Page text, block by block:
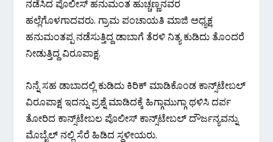
ನಡೆಸಿದ ಪೊಲೀಸ್ ಹನುಮಂತ ಹುಚ್ಚಣ್ಣನವರ
ಹಲ್ಲೆಗೊಳಗಾದವರು. ಗ್ರಾಮ ಪಂಚಾಯತಿ ಮಾಜಿ‌ ಅಧ್ಯಕ್ಷ
ಹನುಮಂತಪ್ಪ ನಡೆಸುತ್ತಿದ್ದ ಡಾಬಾಗೆ ತೆರಳಿ ನಿತ್ಯ ಕುಡಿದು ತೊಂದರೆ
ನೀಡುತ್ತಿದ್ದ ವಿರೂಪಾಕ್ಷ.
ನಿನ್ನೆ ಸಹ ಡಾಬಾದಲ್ಲಿ ಕುಡಿದು ಕಿರಿಕ್ ಮಾಡಿಕೊಂಡ ಕಾನ್ಸ್‌ಟೇಬಲ್
ವಿರೂಪಾಕ್ಷ ಇದನ್ನು ಪ್ರಶ್ನೆ ಮಾಡಿದಕ್ಕೆ ಹಿಗ್ಗಾಮುಗ್ಗಾ ಥಳಿಸಿ ದರ್ಪ
ತೋರಿದ ಕಾನ್ಸ್‌ಟೇಬಲ ಪೊಲೀಸ್ ಕಾನ್ಸ್‌ಟೇಬಲ್ ದೌರ್ಜನ್ಯವನ್ನು
ಮೊಬೈಲ್ ನಲ್ಲಿ ಸೆರೆ ಹಿಡಿದ ಸ್ಥಳೀಯರು.